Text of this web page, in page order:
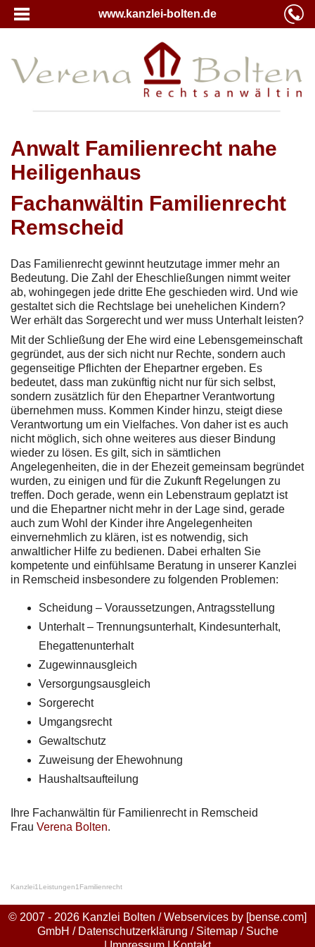
www.kanzlei-bolten.de
Anwalt Familienrecht nahe
Heiligenhaus
Fachanwältin Familienrecht
Remscheid
Das Familienrecht gewinnt heutzutage immer mehr an
Bedeutung. Die Zahl der Eheschließungen nimmt weiter
ab, wohingegen jede dritte Ehe geschieden wird. Und wie
gestaltet sich die Rechtslage bei unehelichen Kindern?
Wer erhält das Sorgerecht und wer muss Unterhalt leisten?
Mit der Schließung der Ehe wird eine Lebensgemeinschaft
gegründet, aus der sich nicht nur Rechte, sondern auch
gegenseitige Pflichten der Ehepartner ergeben. Es
bedeutet, dass man zukünftig nicht nur für sich selbst,
sondern zusätzlich für den Ehepartner Verantwortung
übernehmen muss. Kommen Kinder hinzu, steigt diese
Verantwortung um ein Vielfaches. Von daher ist es auch
nicht möglich, sich ohne weiteres aus dieser Bindung
wieder zu lösen. Es gilt, sich in sämtlichen
Angelegenheiten, die in der Ehezeit gemeinsam begründet
wurden, zu einigen und für die Zukunft Regelungen zu
treffen. Doch gerade, wenn ein Lebenstraum geplatzt ist
und die Ehepartner nicht mehr in der Lage sind, gerade
auch zum Wohl der Kinder ihre Angelegenheiten
einvernehmlich zu klären, ist es notwendig, sich
anwaltlicher Hilfe zu bedienen. Dabei erhalten Sie
kompetente und einfühlsame Beratung in unserer Kanzlei
in Remscheid insbesondere zu folgenden Problemen:
Scheidung – Voraussetzungen, Antragsstellung
Unterhalt – Trennungsunterhalt, Kindesunterhalt,
Ehegattenunterhalt
Zugewinnausgleich
Versorgungsausgleich
Sorgerecht
Umgangsrecht
Gewaltschutz
Zuweisung der Ehewohnung
Haushaltsaufteilung
Ihre Fachanwältin für Familienrecht in Remscheid
Frau Verena Bolten.
Kanzlei1 Leistungen1 Familienrecht
© 2007 - 2026 Kanzlei Bolten / Webservices by [bense.com]
GmbH / Datenschutzerklärung / Sitemap/ Suche